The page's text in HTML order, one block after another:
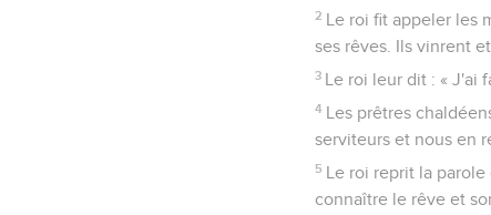
2 Le roi fit appeler les
ses rêves. Ils vinrent
3 Le roi leur dit : « J'ai
4 Les prêtres
serviteurs et nous en
5 Le roi reprit la
connaître le rêve et